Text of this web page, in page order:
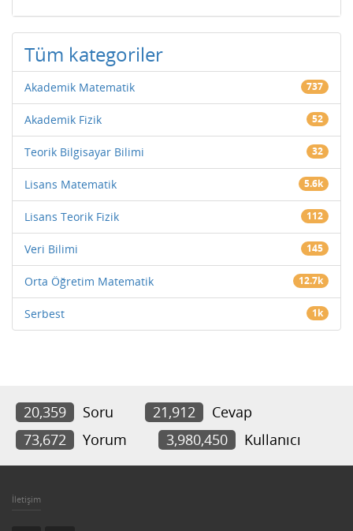
Tüm kategoriler
Akademik Matematik 737
Akademik Fizik 52
Teorik Bilgisayar Bilimi 32
Lisans Matematik 5.6k
Lisans Teorik Fizik 112
Veri Bilimi 145
Orta Öğretim Matematik 12.7k
Serbest 1k
20,359 Soru 21,912
Cevap
73,672
Yorum 3,980,450 Kullanıcı
İletişim